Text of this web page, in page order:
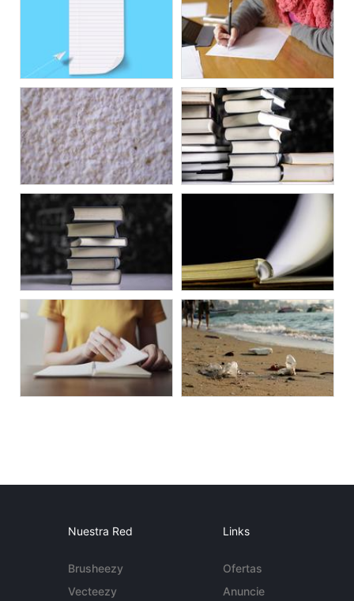
Nuestra Red
Brusheezy
Vecteezy
Links
Ofertas
Anuncie